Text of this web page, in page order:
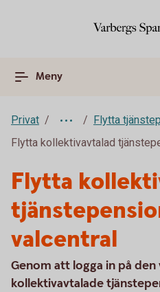
Meny
Privat
Flytta
Flytta kollektivavtalad
Flytta
valcentral
Genom att logga in på
kollektivavtalade